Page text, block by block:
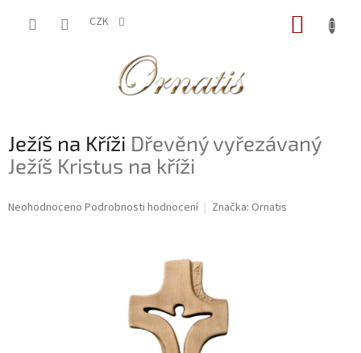
CZK
Ježíš na Kříži Dřevěný vyřezávaný
Ježíš Kristus na kříži
Průměrné
Neohodnoceno Podrobnosti hodnocení Značka: Ornatis